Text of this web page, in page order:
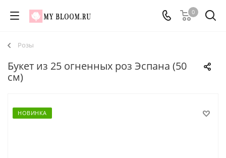
0
Розы
Букет из 25 огненных роз Эспана (50
см)
НОВИНКА